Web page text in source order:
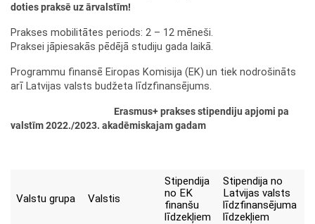
doties praksē uz ārvalstīm!
Prakses mobilitātes periods: 2 – 12 mēneši.
Praksei jāpiesakās pēdējā studiju gada laikā.
Programmu finansē Eiropas Komisija (EK) un tiek nodrošināts
arī Latvijas valsts budžeta līdzfinansējums.
Erasmus+ prakses stipendiju apjomi pa
valstīm 2022./2023. akadēmiskajam gadam
Valstu grupa Valstis
Stipendija
no EK
finanšu
līdzekļiem
Stipendija no
Latvijas valsts
līdzfinansējuma
līdzekļiem